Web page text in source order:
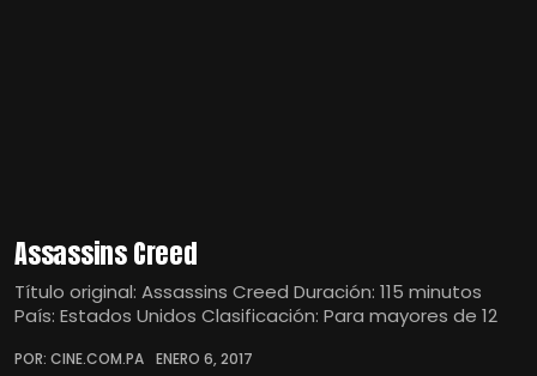
Assassins Creed
Título original: Assassins Creed Duración: 115 minutos
País: Estados Unidos Clasificación: Para mayores de 12
POR: CINE.COM.PA ENERO 6, 2017